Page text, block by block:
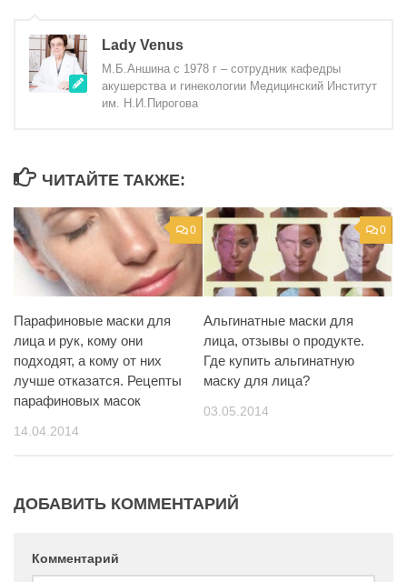
Lady Venus
М.Б.Аншина с 1978 г – сотрудник кафедры
акушерства и гинекологии Медицинский Институт
им. Н.И.Пирогова
ЧИТАЙТЕ ТАКЖЕ:
0
Парафиновые маски для
лица и рук, кому они
подходят, а кому от них
лучше отказатся. Рецепты
парафиновых масок
14.04.2014
0
Альгинатные маски для
лица, отзывы о продукте.
Где купить альгинатную
маску для лица?
03.05.2014
ДОБАВИТЬ КОММЕНТАРИЙ
Комментарий